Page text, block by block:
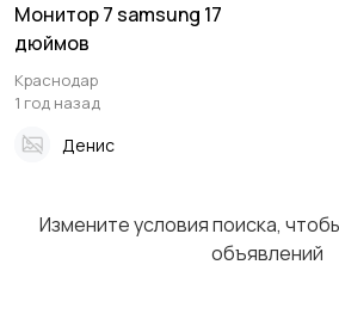
Комплектующие и
запчасти
Монитор 7 samsung 17
дюймов
Краснодар
1 год назад
Денис
Измените условия поиска,
объявлений